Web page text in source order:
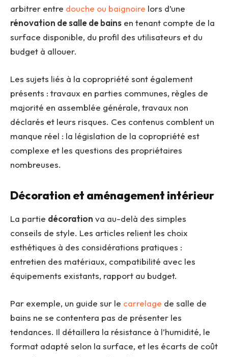
arbitrer entre douche ou baignoire lors d’une
rénovation de salle de bains en tenant compte de la
surface disponible, du profil des utilisateurs et du
budget à allouer.
Les sujets liés à la copropriété sont également
présents : travaux en parties communes, règles de
majorité en assemblée générale, travaux non
déclarés et leurs risques. Ces contenus comblent un
manque réel : la législation de la copropriété est
complexe et les questions des propriétaires
nombreuses.
Décoration et aménagement intérieur
La partie décoration va au-delà des simples
conseils de style. Les articles relient les choix
esthétiques à des considérations pratiques :
entretien des matériaux, compatibilité avec les
équipements existants, rapport au budget.
Par exemple, un guide sur le carrelage de salle de
bains ne se contentera pas de présenter les
tendances. Il détaillera la résistance à l’humidité, le
format adapté selon la surface, et les écarts de coût